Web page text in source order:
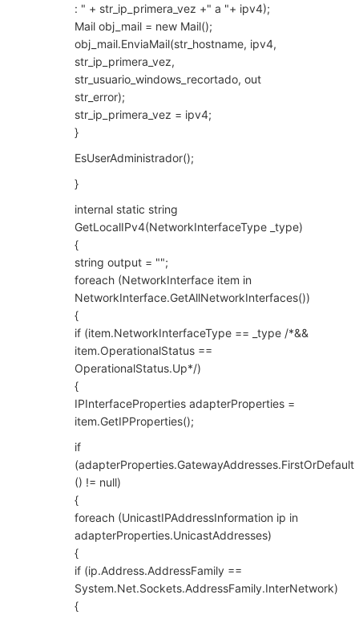
: " + str_ip_primera_vez +" a "+ ipv4);
Mail obj_mail = new Mail();
obj_mail.EnviaMail(str_hostname, ipv4,
str_ip_primera_vez,
str_usuario_windows_recortado, out
str_error);
str_ip_primera_vez = ipv4;
}
EsUserAdministrador();
}
internal static string
GetLocalIPv4(NetworkInterfaceType _type)
{
string output = "";
foreach (NetworkInterface item in
NetworkInterface.GetAllNetworkInterfaces())
{
if (item.NetworkInterfaceType == _type /*&&
item.OperationalStatus ==
OperationalStatus.Up*/)
{
IPInterfaceProperties adapterProperties =
item.GetIPProperties();
if
(adapterProperties.GatewayAddresses.FirstOrDefault
() != null)
{
foreach (UnicastIPAddressInformation ip in
adapterProperties.UnicastAddresses)
{
if (ip.Address.AddressFamily ==
System.Net.Sockets.AddressFamily.InterNetwork)
{